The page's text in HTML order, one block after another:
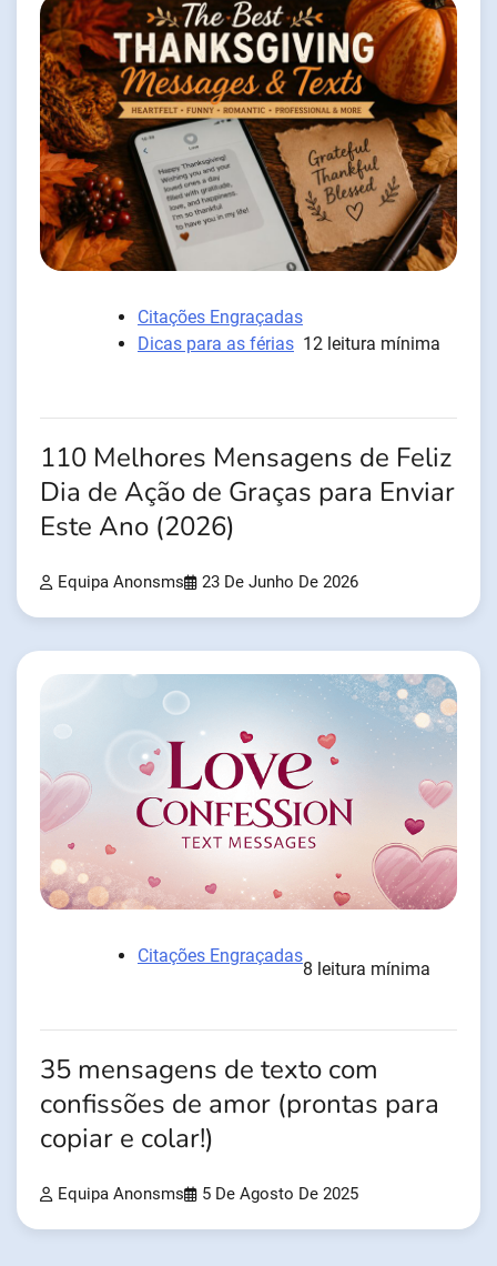
Citações Engraçadas
Dicas para as férias 12 leitura mínima
110 Melhores Mensagens de Feliz
Dia de Ação de Graças para Enviar
Este Ano (2026)
Equipa Anonsms 23 De Junho De 2026
Citações Engraçadas
8 leitura mínima
35 mensagens de texto com
confissões de amor (prontas para
copiar e colar!)
Equipa Anonsms 5 De Agosto De 2025